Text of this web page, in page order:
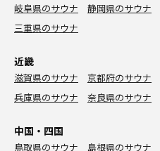
岐阜県のサウナ 静岡県のサウナ
三重県のサウナ
近畿
滋賀県のサウナ 京都府のサウナ
兵庫県のサウナ
奈良県のサウナ
中国・四国
鳥取県のサウナ 島根県のサウナ